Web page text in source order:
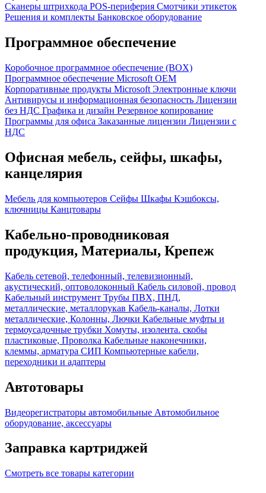
Сканеры штрихкода POS-периферия Смотчики этикеток
Решения и комплекты Банковское оборудование
Программное обеспечение
Коробочное программное обеспечение (BOX)
Программное обеспечение Microsoft OEM
Корпоративные продукты Microsoft Электронные ключи
Антивирусы и информационная безопасность Лицензии
без НДС Графика и дизайн Резервное копирование
Программы для офиса Заказанные лицензии Лицензии с
НДС
Офисная мебель, сейфы, шкафы,
канцелярия
Мебель для компьютеров Сейфы Шкафы Кэшбоксы,
ключницы Канцтовары
Кабельно-проводниковая
продукция, Материалы, Крепеж
Кабель сетевой, телефонный, телевизионный,
акустический, оптоволоконный Кабель силовой, провод
Кабельный инструмент Трубы ПВХ, ПНД,
металлические, металлорукав Кабель-каналы, Лотки
металлические, Колонны, Лючки Кабельные муфты и
термоусадочные трубки Хомуты, изолента. скобы
пластиковые, Проволка Кабельные наконечники,
клеммы, арматура СИП Компьютерные кабели,
переходники и адаптеры
Автотовары
Видеорегистраторы автомобильные Автомобильное
оборудование, аксессуары
Заправка картриджей
Смотреть все товары категории